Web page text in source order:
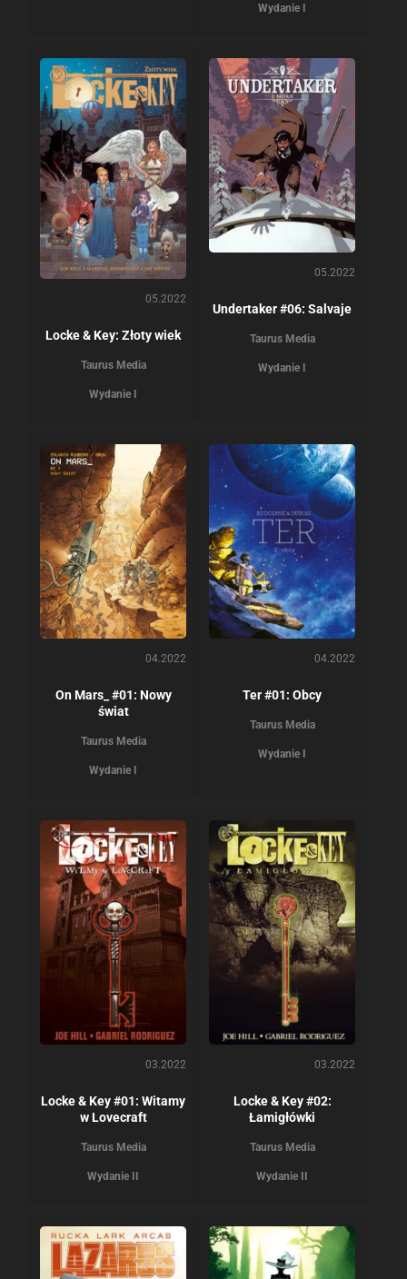
Wydanie I
05.2022
Locke & Key: Złoty wiek
Taurus Media
Wydanie I
05.2022
Undertaker #06: Salvaje
Taurus Media
Wydanie I
04.2022
On Mars_ #01: Nowy
świat
Taurus Media
Wydanie I
04.2022
Ter #01: Obcy
Taurus Media
Wydanie I
03.2022
Locke & Key #01: Witamy
w Lovecraft
Taurus Media
Wydanie II
03.2022
Locke & Key #02:
Łamigłówki
Taurus Media
Wydanie II